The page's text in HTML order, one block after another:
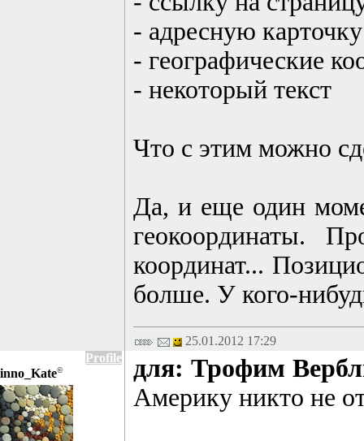
- адресную
- географические
- некоторый текст
Что с этим можно
Да, и еще один
геокоординаты.
координат...
болше. У кого-
25.01.2012 17:29
Profile
inno_Kate©
для: Трофим
Америку никто не